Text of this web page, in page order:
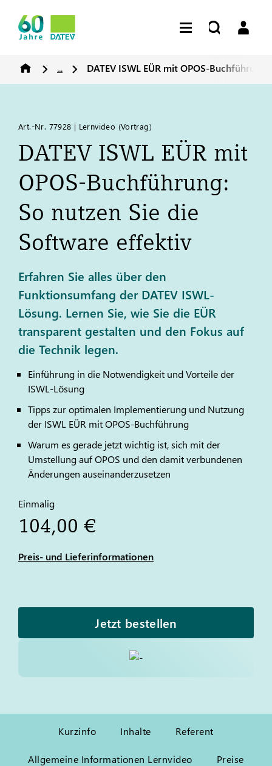
... DATEV ISWL EÜR mit OPOS-
Art.-Nr. 77928 | Lernvideo (Vortrag)
DATEVISWL EÜR mit
OPOS-Buchführung:
So nutzen Sie die
Software effektiv
Erfahren Sie alles über den
Funktionsumfang der DATEV ISWL-
Lösung. Lernen Sie, wie Sie die EÜR
transparent gestalten und den Fokus auf
die Technik legen.
Einführung in die Notwendigkeit und Vorteile der
ISWL-Lösung
Tipps zur optimalen Implementierung und Nutzung
der ISWL EÜR mit OPOS-Buchführung
Warum es gerade jetzt wichtig ist, sich mit der
Umstellung auf OPOS und den damit verbundenen
Änderungen auseinanderzusetzen
Einmalig
104,00 €
Preis- und Lieferinformationen
Jetzt bestellen
Kurzinfo Inhalte Referent
Allgemeine Informationen Lernvideo Preise